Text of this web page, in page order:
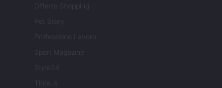
Offerte Shopping
Pet Story
Professione Lavoro
Sport Magazine
Style24
Think.it